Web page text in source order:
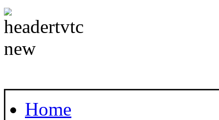
Home